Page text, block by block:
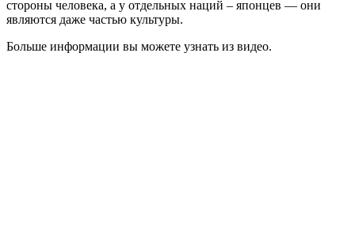
стороны человека, а у отдельных наций – японцев — они
являются даже частью культуры.
Больше информации вы можете узнать из видео.